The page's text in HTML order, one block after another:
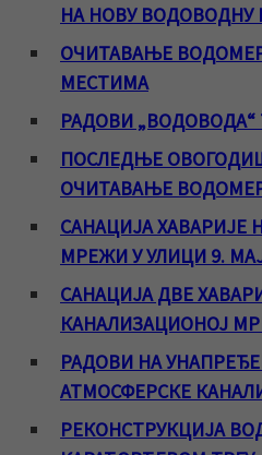
НА НОВУ ВОДОВОДНУ
ОЧИТАВАЊЕ
МЕСТИМА
РАДОВИ
ПОСЛЕДЊЕ
ОЧИТАВАЊЕ
САНАЦИЈА ХАВАРИЈЕ
МРЕЖИ У УЛИЦИ 9.
САНАЦИЈА ДВЕ
КАНАЛИЗАЦИОНОЈ
РАДОВИ НА
АТМОСФЕРСКЕ
РЕКОНСТРУКЦИЈА